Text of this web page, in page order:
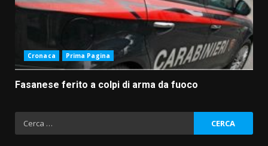
Cronaca Prima Pagina
Fasanese ferito a colpi di arma da fuoco
Ricerca
per: